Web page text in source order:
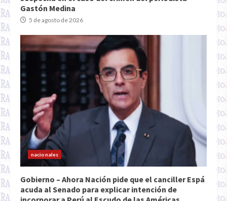
Gastón Medina
5 de agosto de 2026
nacionales
Gobierno – Ahora Nación pide que el canciller Espá
acuda al Senado para explicar intención de